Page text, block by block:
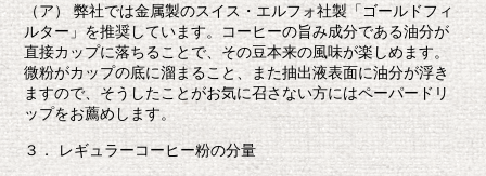
（ア） 弊社では金属製のスイス・エルフォ社製「ゴールドフィ
ルター」を推奨しています。コーヒーの旨み成分である油分が
直接カップに落ちることで、その豆本来の風味が楽しめます。
微粉がカップの底に溜まること、また抽出液表面に油分が浮き
ますので、そうしたことがお気に召さない方にはペーパードリ
ップをお薦めします。
３． レギュラーコーヒー粉の分量